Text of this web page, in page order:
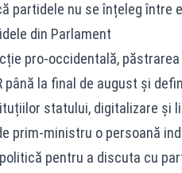
partidele nu se înțeleg
din Parlament
pro-occidentală,
până la final de august și
statului, digitalizare și
prim-ministru o persoană
pentru a discuta cu